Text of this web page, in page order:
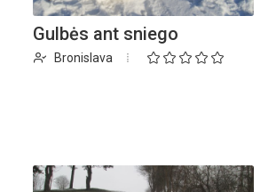
Gulbės ant sniego
Bronislava